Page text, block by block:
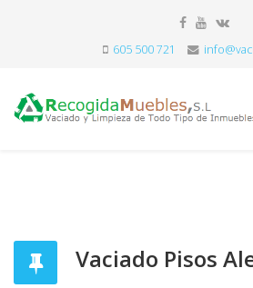
605 500 721
Vaciado Pisos